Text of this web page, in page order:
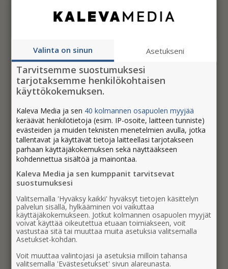
Valinta on sinun Asetukseni
Tarvitsemme suostumuksesi
tarjotaksemme henkilökohtaisen
käyttökokemuksen.
Kaleva Media ja sen 40 kolmannen osapuolen myyjää
keräävät henkilötietoja (esim. IP-osoite, laitteen tunniste)
evästeiden ja muiden teknisten menetelmien avulla, jotka
tallentavat ja käyttävät tietoja laitteellasi tarjotakseen
parhaan käyttäjäkokemuksen sekä näyttääkseen
kohdennettua sisältöä ja mainontaa.
Kaleva Media ja sen kumppanit tarvitsevat
suostumuksesi
Valitsemalla 'Hyväksy kaikki' hyväksyt tietojen käsittelyn
palvelun sisällä, hylkääminen voi vaikuttaa
käyttäjäkokemukseen. Jotkut kolmannen osapuolen myyjät
voivat käyttää oikeutettua etuaan toimiakseen, voit
vastustaa sitä tai muuttaa muita asetuksia valitsemalla
Asetukset-kohdan.
Voit muuttaa valintojasi ja asetuksia milloin tahansa
valitsemalla 'Evästesetukset' sivun alareunasta.